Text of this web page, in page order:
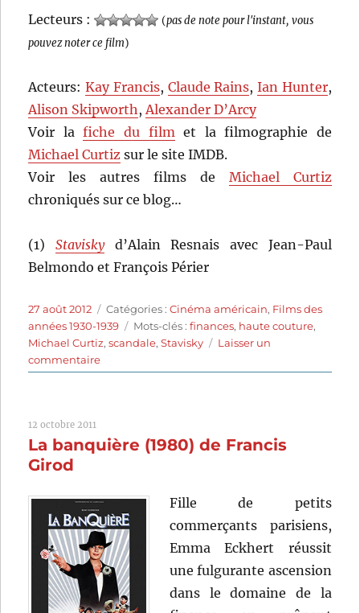
Lecteurs : (pas de note pour l'instant, vous
pouvez noter ce film)
Acteurs:Kay Francis, Claude Rains, Ian Hunter,
Alison Skipworth , Alexander D’Arcy
Voir lafiche du film et la filmographie de
Michael Curtiz sur le site IMDB.
Voir les autres films de Michael Curtiz
chroniqués sur ce blog…
(1) Staviskyd’Alain Resnais avec Jean-Paul
Belmondo et François Périer
Publié
le
27 août 2012 Catégories
Catégories :Cinéma américain, Films des
années 1930-1939
Étiquettes
Mots-clés :finances, haute couture,
Michael Curtiz,scandale,Stavisky
Laisser un
commentairesur
Stolen
Michael
12 octobre 2011
La banquière (1980) de Francis
Girod
Fille de petits
commerçants parisiens,
Emma Eckhert réussit
une fulgurante ascension
dans le domaine de la